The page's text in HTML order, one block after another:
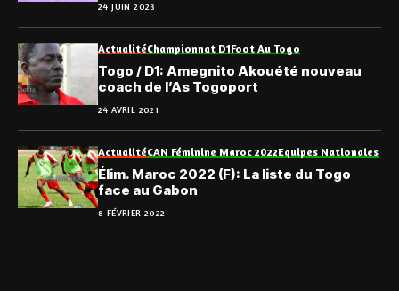
24 JUIN 2023
ActualitéChampionnat D1Foot Au Togo
Togo / D1: Amegnito Akouété nouveau
coach de l’As Togoport
24 AVRIL 2021
ActualitéCAN Féminine Maroc 2022Equipes Nationales
Élim. Maroc 2022 (F): La liste du Togo
face au Gabon
8 FÉVRIER 2022